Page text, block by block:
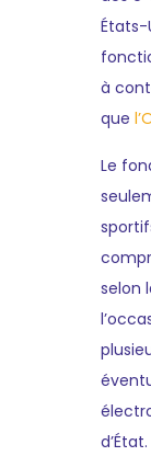
États-
à
que
Le
selon
d’État.